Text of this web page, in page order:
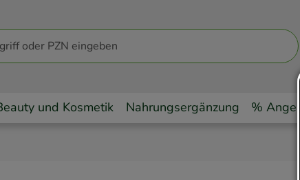
und Kosmetik Nahrungsergänzung %